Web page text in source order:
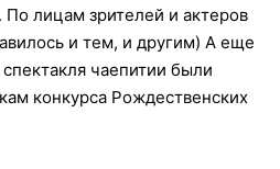
лицам зрителей и актеров
и тем, и другим) А еще
чаепитии были
конкурса Рождественских